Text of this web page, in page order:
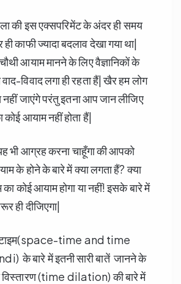
की इस एक्सपरिमेंट के अंदर ही समय
काफी ज्यादा बदलाव देखा गया था|
आयाम मानने के लिए वैज्ञानिकों के
विवाद लगा ही रहता हैं| खैर हम लोग
जाएंगे परंतु इतना आप जान लीजिए
आयाम नहीं होता हैं|
भी आग्रह करना चाहूँगा की आपको
के होने के बारे में क्या लगता हैं? क्या
कोई आयाम होगा या नहीं! इसके बारे में
ही दीजिएगा|
time and time
के बारे में इतनी सारी बातें जानने के
विस्तारण (time dilation) की बारे में